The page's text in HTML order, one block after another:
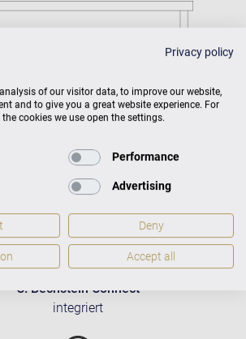
C. Bechstein Connect
integriert
Privacy policy
of our visitor data, to improve our website,
and to give you a great website experience. For
cookies we use open the settings.
Performance
Advertising
Deny
Accept all